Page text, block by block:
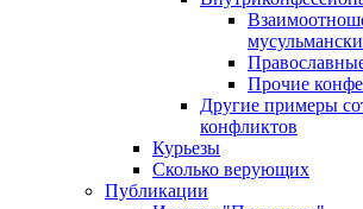
Прочие
Другие примеры
конфликтов
Курьезы
Сколько верующих
Публикации